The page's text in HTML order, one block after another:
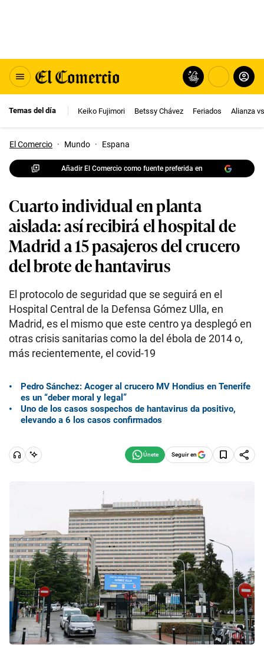
Temas del día Keiko Fujimori Betssy Chávez Feriados Alianza
El Comercio · Mundo · Espana
Añadir El Comercio como fuente preferida en
Cuarto individual en planta
aislada: así recibirá el hospital de
Madrid a 15 pasajeros del crucero
del brote de hantavirus
El protocolo de seguridad que se seguirá en el
Hospital Central de la Defensa Gómez Ulla, en
Madrid, es el mismo que este centro ya desplegó en
otras crisis sanitarias como la del ébola de 2014 o,
más recientemente, el covid-19
Pedro Sánchez: Acoger al crucero MV Hondius en Tenerife
es un “deber moral y legal”
Uno de los casos sospechos de hantavirus da positivo,
elevando a 6 los casos confirmados
Seguir en